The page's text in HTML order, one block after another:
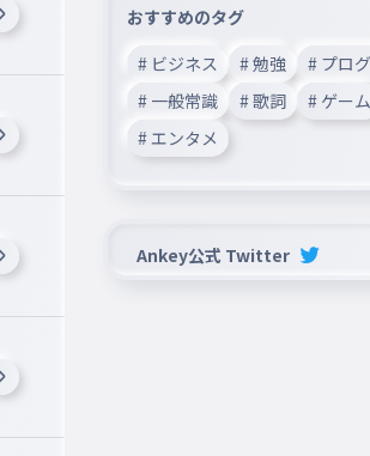
おすすめのタグ
# ビジネス # 勉強
# プロ
# 一般常識
# 歌詞 # ゲーム
# エンタメ
Ankey公式 Twitter